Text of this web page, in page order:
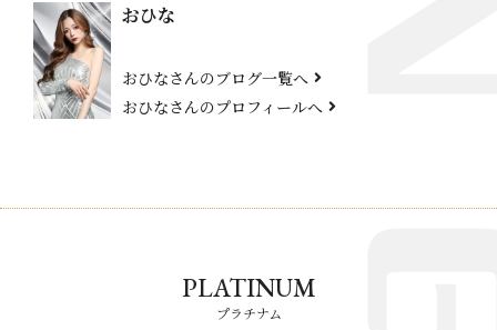
おひな
おひなさんのブログ一覧へ
おひなさんのプロフィールへ
PLATINUM
プラチナム